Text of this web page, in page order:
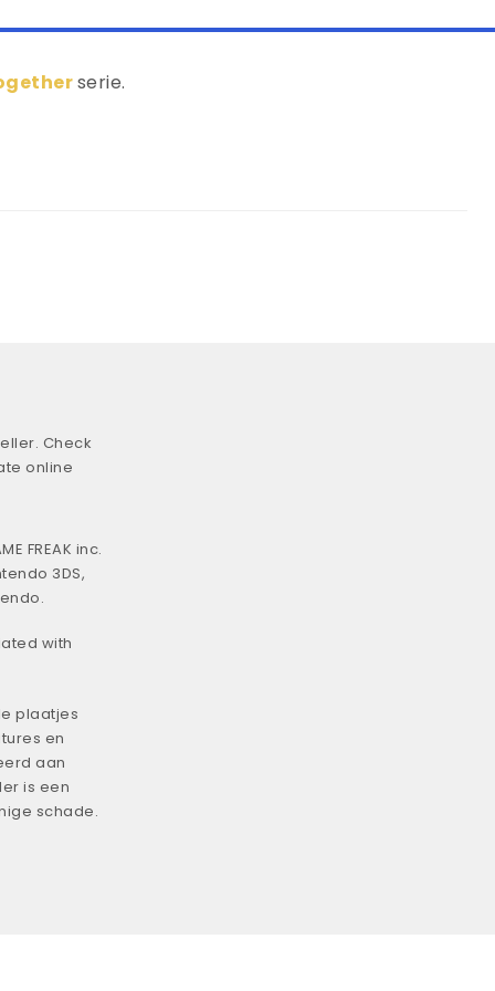
serie.
Check
online
FREAK inc.
3DS,
with
plaatjes
en
aan
is een
schade.